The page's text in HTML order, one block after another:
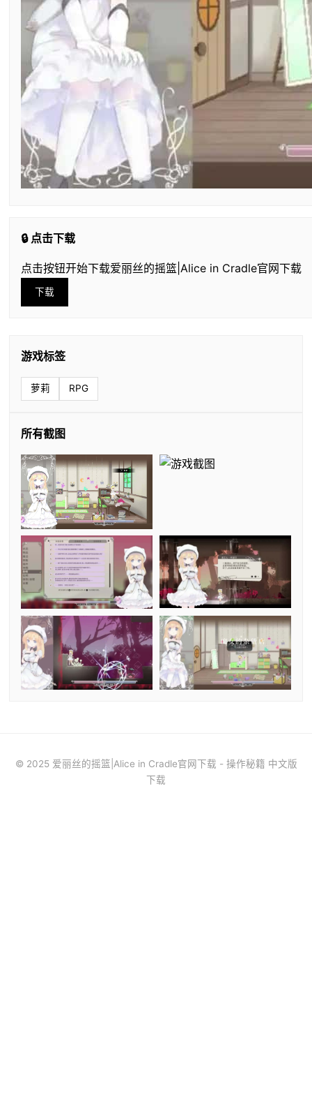
🔒 点击下载
点击按钮开始下载爱丽丝的摇篮|Alice in Cradle官网下载
下载
游戏标签
萝莉 RPG
所有截图
© 2025 爱丽丝的摇篮|Alice in Cradle官网下载 - 操作秘籍 中文版
下载